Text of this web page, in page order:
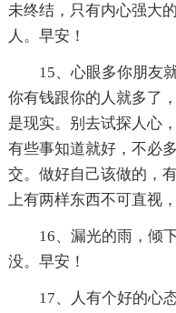
未终结，只有内心强大
人。早安！
15、心眼多你朋友
你有钱跟你的人就多了
是现实。别去试探人心
有些事知道就好，不必
交。做好自己该做的，
上有两样东西不可直视
16、漏光的雨，倾
没。早安！
17、人有个好的心